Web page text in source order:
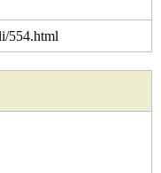
554.html